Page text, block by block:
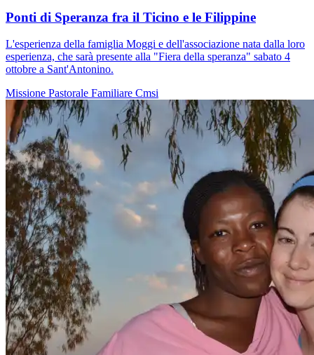
Ponti di Speranza fra il Ticino e le Filippine
L'esperienza della famiglia Moggi e dell'associazione nata dalla loro
esperienza, che sarà presente alla "Fiera della speranza" sabato 4
ottobre a Sant'Antonino.
Missione Pastorale Familiare Cmsi